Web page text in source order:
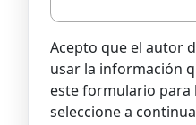
Acepto que el autor
usar la información
este formulario para
seleccione a